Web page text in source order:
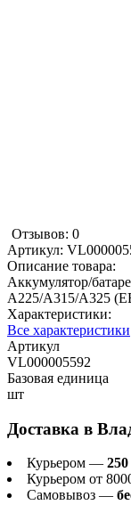
Отзывов: 0
Артикул:
Описание товара:
Аккумулятор/
A225/A315/A325
Характеристики:
Все характеристики
Артикул
VL000005592
Базовая единица
шт
Доставка в
Курьером —
Курьером от
Самовывоз —